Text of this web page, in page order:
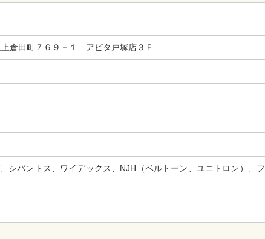
倉田町７６９－１ アピタ戸塚店３Ｆ
シバントス、ワイデックス、NJH（ベルトーン、ユニトロン）、フ